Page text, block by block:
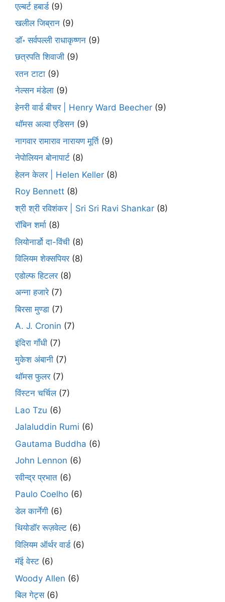
एल्बर्ट हबार्ड(9)
खलील जिब्रान (9)
डॉ॰ सर्वपल्ली राधाकृष्णन (9)
छत्रपति शिवाजी (9)
रतन टाटा (9)
नेल्सन मंडेला (9)
हेनरी वार्ड बीचर | Henry Ward Beecher (9)
थॉमस अल्वा एडिसन (9)
नागवार रामाराव नारायण मूर्ति (9)
नेपोलियन बोनापार्ट (8)
हेलन केलर | Helen Keller (8)
Roy Bennett (8)
श्री श्री रविशंकर | Sri Sri Ravi Shankar (8)
रॉबिन शर्मा (8)
लियोनार्डो दा-विंची (8)
विलियम शेक्सपियर(8)
एडोल्फ हिटलर(8)
अन्ना हजारे(7)
बिरसा मुण्डा (7)
A. J. Cronin (7)
इंदिरा गाँधी (7)
मुकेश अंबानी (7)
थॉमस फुलर(7)
विंस्टन चर्चिल(7)
Lao Tzu (6)
Jalaluddin Rumi (6)
Gautama Buddha (6)
John Lennon (6)
रवीन्द्र प्रभात (6)
Paulo Coelho (6)
डेल कार्नेगी (6)
थियोडॉर रूज़वेल्ट (6)
विलियम ऑर्थर वार्ड(6)
मॅई वेस्ट (6)
Woody Allen (6)
बिल गेट्स(6)